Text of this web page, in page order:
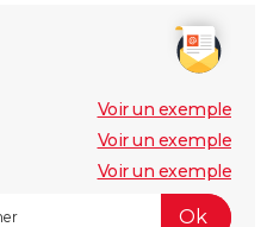
Voir un exemple
Voir un exemple
Voir un exemple